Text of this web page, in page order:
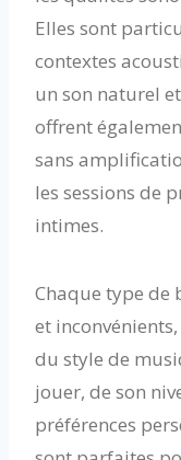
Elles sont
contextes
un son naturel
offrent
sans
les sessions de
intimes.
Chaque type de
et
du style de
jouer, de son
préférences